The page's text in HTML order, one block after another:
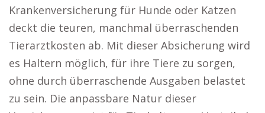
Krankenversicherung für Hunde oder Katzen
deckt die teuren, manchmal überraschenden
Tierarztkosten ab. Mit dieser Absicherung wird
es Haltern möglich, für ihre Tiere zu sorgen,
ohne durch überraschende Ausgaben belastet
zu sein. Die anpassbare Natur dieser